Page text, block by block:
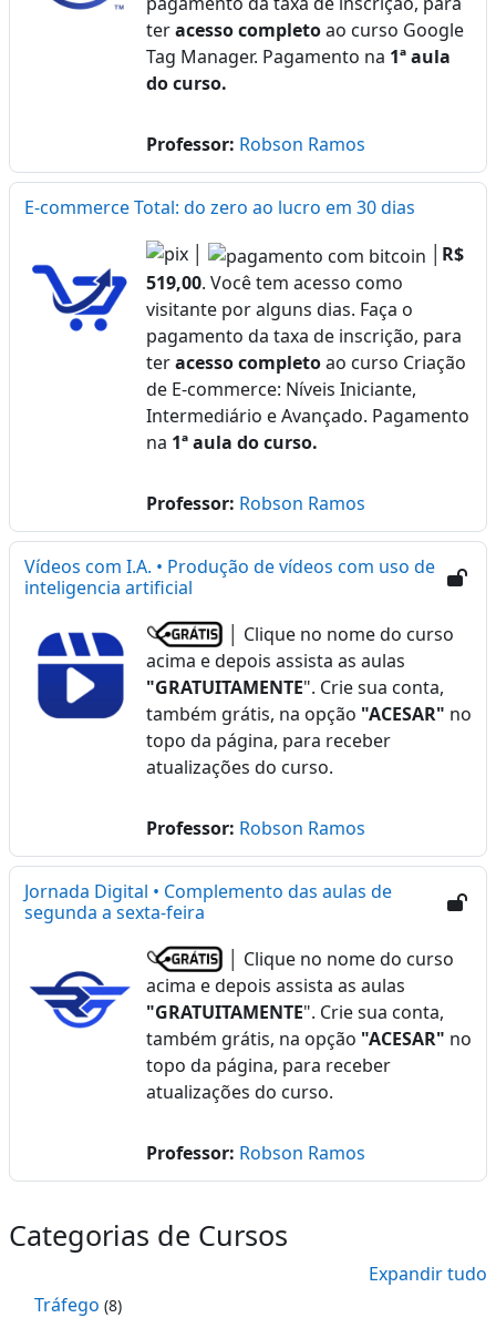
teracesso completoao curso Google
Tag Manager. Pagamento na 1ª aula
do curso.
Professor: Robson Ramos
E-commerce Total: do zero ao lucro em 30 dias
R$
519,00. Você tem acesso como
visitante por alguns dias. Faça o
pagamento da taxa de inscrição, para
teracesso completoao curso Criação
de E-commerce: Níveis Iniciante,
Intermediário e Avançado. Pagamento
na 1ª aula do curso.
Professor: Robson Ramos
Vídeos com I.A. • Produção de vídeos com uso de
inteligencia artificial
│ Clique no nome do curso
acima e depois assista as aulas
"GRATUITAMENTE". Crie sua conta,
também grátis, na opção "ACESAR" no
topo da página, para receber
atualizações do curso.
Professor: Robson Ramos
Jornada Digital • Complemento das aulas de
segunda a sexta-feira
│ Clique no nome do curso
acima e depois assista as aulas
"GRATUITAMENTE". Crie sua conta,
também grátis, na opção "ACESAR" no
topo da página, para receber
atualizações do curso.
Professor: Robson Ramos
Categorias de Cursos
Expandir tudo
Tráfego (8)